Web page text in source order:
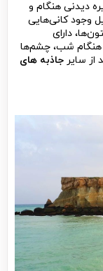
دیدنی هنگام و
وجود کانی‌هایی
دارای
شب، چشم‌ها
از سایر جاذبه های